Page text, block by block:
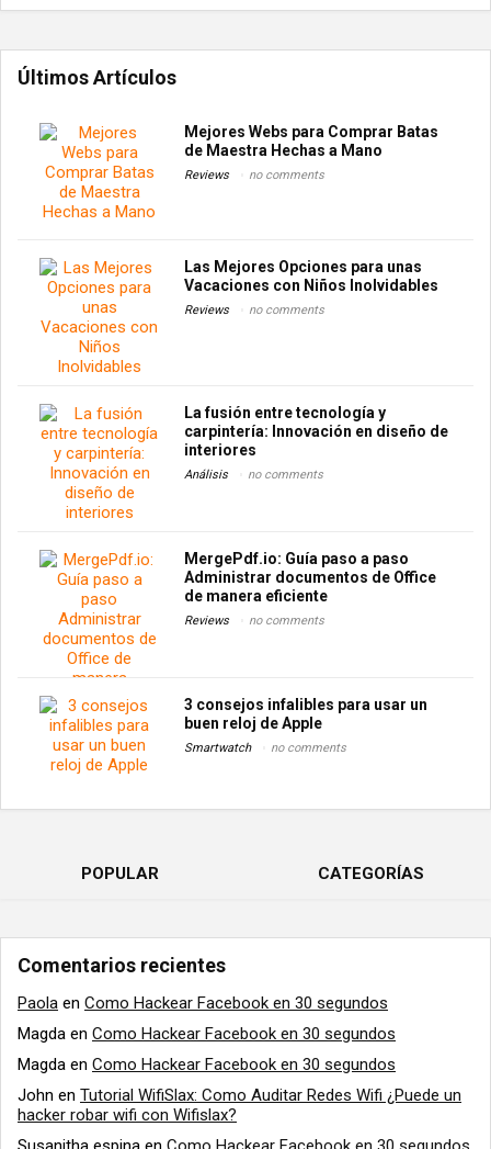
Últimos Artículos
Mejores Webs para Comprar Batas
de Maestra Hechas a Mano
Reviews no comments
Las Mejores Opciones para unas
Vacaciones con Niños Inolvidables
Reviews no comments
La fusión entre tecnología y
carpintería: Innovación en diseño de
interiores
Análisis no comments
MergePdf.io: Guía paso a paso
Administrar documentos de Office
de manera eficiente
Reviews no comments
3 consejos infalibles para usar un
buen reloj de Apple
Smartwatch no comments
POPULAR CATEGORÍAS
Comentarios recientes
Paola en Como Hackear Facebook en 30 segundos
Magda en Como Hackear Facebook en 30 segundos
Magda en Como Hackear Facebook en 30 segundos
John en Tutorial WifiSlax: Como Auditar Redes Wifi ¿Puede un
hacker robar wifi con Wifislax?